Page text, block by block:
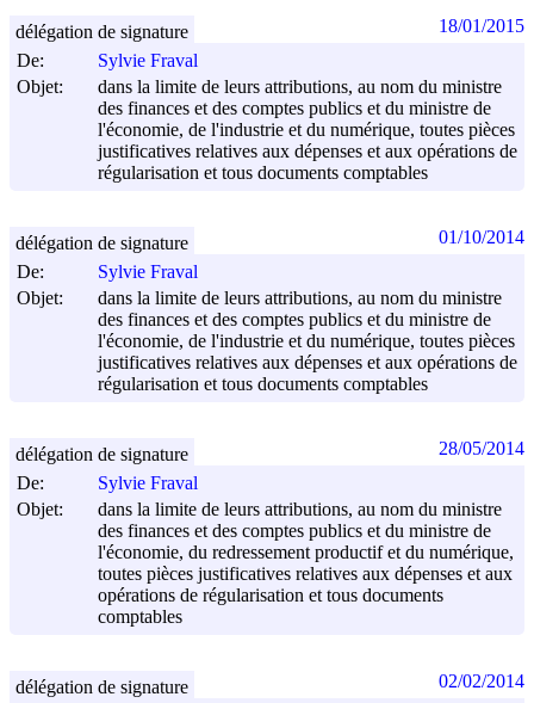
De:
Sylvie Fraval
Objet:
dans la limite de leurs attributions, au nom du ministre
des finances et des comptes publics et du ministre de
l'économie, de l'industrie et du numérique, toutes pièces
justificatives relatives aux dépenses et aux opérations de
régularisation et tous documents comptables
délégation de signature 18/01/2015
De:
Sylvie Fraval
Objet:
dans la limite de leurs attributions, au nom du ministre
des finances et des comptes publics et du ministre de
l'économie, de l'industrie et du numérique, toutes pièces
justificatives relatives aux dépenses et aux opérations de
régularisation et tous documents comptables
délégation de signature 01/10/2014
De:
Sylvie Fraval
Objet:
dans la limite de leurs attributions, au nom du ministre
des finances et des comptes publics et du ministre de
l'économie, du redressement productif et du numérique,
toutes pièces justificatives relatives aux dépenses et aux
opérations de régularisation et tous documents
comptables
délégation de signature 28/05/2014
délégation de signature 02/02/2014